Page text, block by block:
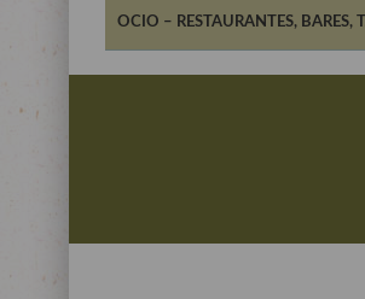
OCIO – RESTAURANTES, BARES,